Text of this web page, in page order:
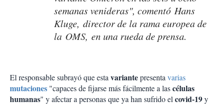
semanas venideras", comentó Hans
Kluge, director de la rama europea de
la OMS, en una rueda de prensa.
El responsable subrayó que estavariantepresentavarias
mutaciones "capaces de fijarse más fácilmente a lascélulas
humanas" y afectar a personas que ya han sufrido elcovid-19y